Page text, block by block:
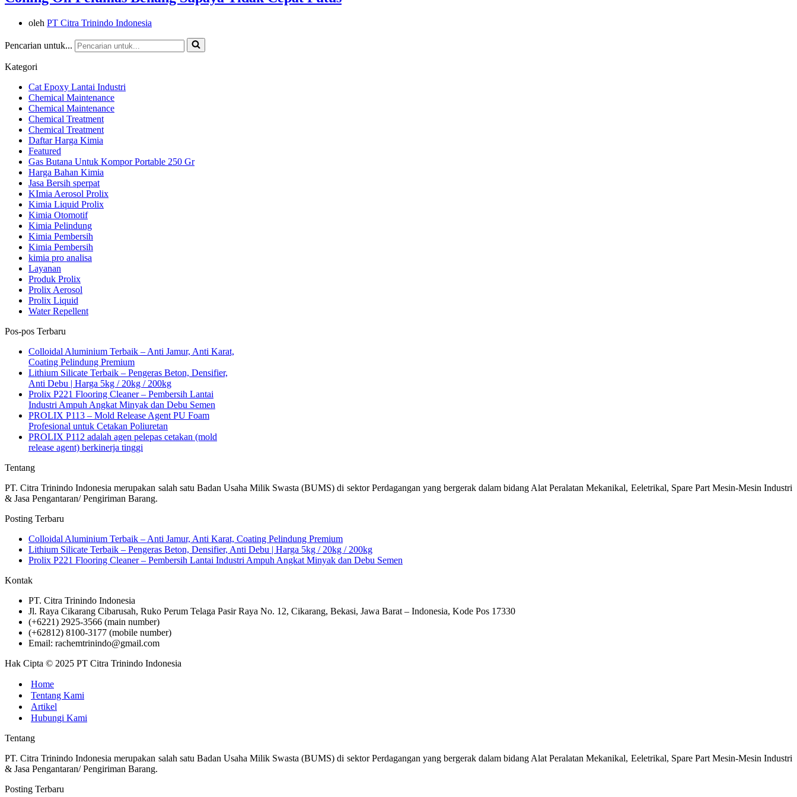
oleh PT Citra Trinindo Indonesia
Pencarian untuk...
Kategori
Cat Epoxy Lantai Industri
Chemical Maintenance
Chemical Maintenance
Chemical Treatment
Chemical Treatment
Daftar Harga Kimia
Featured
Gas Butana Untuk Kompor Portable 250 Gr
Harga Bahan Kimia
Jasa Bersih sperpat
KImia Aerosol Prolix
Kimia Liquid Prolix
Kimia Otomotif
Kimia Pelindung
Kimia Pembersih
Kimia Pembersih
kimia pro analisa
Layanan
Produk Prolix
Prolix Aerosol
Prolix Liquid
Water Repellent
Pos-pos Terbaru
Colloidal Aluminium Terbaik – Anti Jamur, Anti Karat,
Coating Pelindung Premium
Lithium Silicate Terbaik – Pengeras Beton, Densifier,
Anti Debu | Harga 5kg / 20kg / 200kg
Prolix P221 Flooring Cleaner – Pembersih Lantai
Industri Ampuh Angkat Minyak dan Debu Semen
PROLIX P113 – Mold Release Agent PU Foam
Profesional untuk Cetakan Poliuretan
PROLIX P112 adalah agen pelepas cetakan (mold
release agent) berkinerja tinggi
Tentang
PT. Citra Trinindo Indonesia merupakan salah satu Badan Usaha Milik Swasta (BUMS) di sektor Perdagangan yang bergerak dalam bidang Alat Peralatan Mekanikal, Eeletrikal, Spare Part Mesin-Mesin Industri
& Jasa Pengantaran/ Pengiriman Barang.
Posting Terbaru
Colloidal Aluminium Terbaik – Anti Jamur, Anti Karat, Coating Pelindung Premium
Lithium Silicate Terbaik – Pengeras Beton, Densifier, Anti Debu | Harga 5kg / 20kg / 200kg
Prolix P221 Flooring Cleaner – Pembersih Lantai Industri Ampuh Angkat Minyak dan Debu Semen
Kontak
PT. Citra Trinindo Indonesia
Jl. Raya Cikarang Cibarusah, Ruko Perum Telaga Pasir Raya No. 12, Cikarang, Bekasi, Jawa Barat – Indonesia, Kode Pos 17330
(+6221) 2925-3566 (main number)
(+62812) 8100-3177 (mobile number)
Email: rachemtrinindo@gmail.com
Hak Cipta © 2025 PT Citra Trinindo Indonesia
Home
Tentang Kami
Artikel
Hubungi Kami
Tentang
PT. Citra Trinindo Indonesia merupakan salah satu Badan Usaha Milik Swasta (BUMS) di sektor Perdagangan yang bergerak dalam bidang Alat Peralatan Mekanikal, Eeletrikal, Spare Part Mesin-Mesin Industri
& Jasa Pengantaran/ Pengiriman Barang.
Posting Terbaru